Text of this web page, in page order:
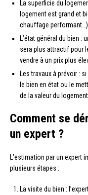
La superficie du
logement est grand et
chauffage
L’état général du bien :
sera plus attractif pour
vendre à un prix plus
Les travaux à prévoir :
le bien en état ou le
de la valeur du logement.
Comment se
un expert ?
L’estimation par un expert
plusieurs étapes :
La visite du bien :